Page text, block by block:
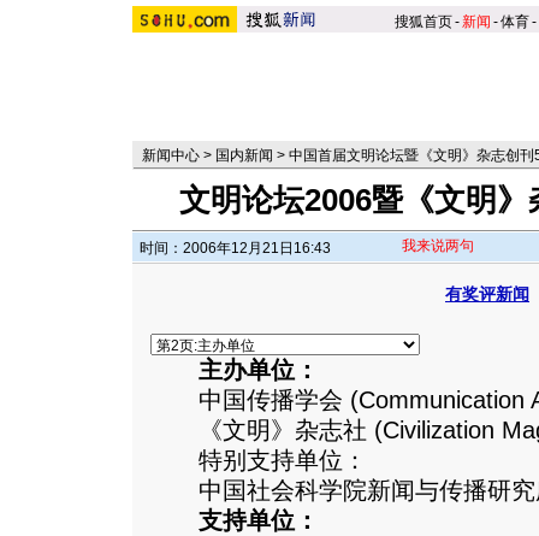
搜狐首页-新闻 -体育-
新闻中心 > 国内新闻 > 中国首届文明论坛暨《文明》杂志创刊
文明论坛2006暨《文明
时间：2006年12月21日16:43 我来说两句
有奖评新闻
主办单位：
中国传播学会 (Communication
《文明》杂志社 (Civilization
特别支持单位：
中国社会科学院新闻与传播研究
支持单位：